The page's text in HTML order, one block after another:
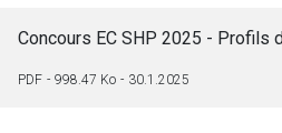
Concours EC SHP 2025 -
PDF 998.47 Ko 30.1.2025